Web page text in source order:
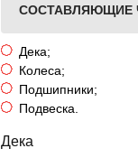
СОСТАВЛЯЮЩИЕ
Дека;
Колеса;
Подшипники;
Подвеска.
Дека